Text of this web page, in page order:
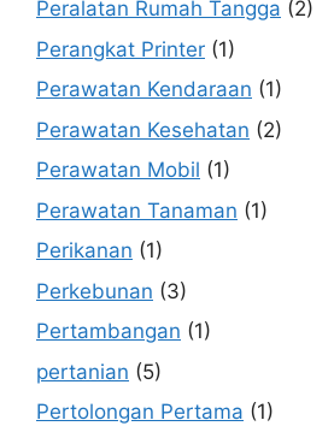
Peralatan Rumah Tangga (2)
Perangkat Printer (1)
Perawatan Kendaraan (1)
Perawatan Kesehatan (2)
Perawatan Mobil (1)
Perawatan Tanaman (1)
Perikanan (1)
Perkebunan (3)
Pertambangan (1)
pertanian (5)
Pertolongan Pertama (1)